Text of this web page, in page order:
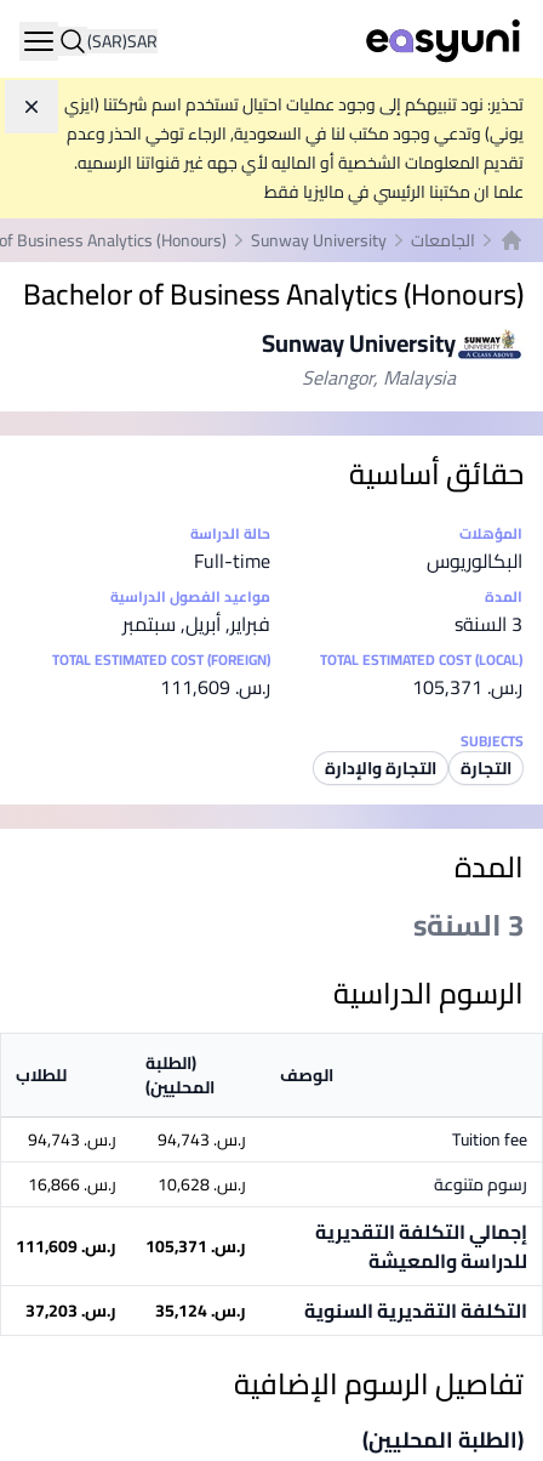
SAR
(SAR)
تحذير: نود تنبيهكم إلى وجود عمليات احتيال تستخدم اسم شركتنا (ايزي
يوني) وتدعي وجود مكتب لنا في السعودية, الرجاء توخي الحذر وعدم
تقديم المعلومات الشخصية أو الماليه لأي جهه غير قنواتنا الرسميه.
علما ان مكتبنا الرئيسي في ماليزيا فقط
الصفحة الرئيسية
الجامعات Sunway University
Business Analytics (Honours)
Bachelor of Business Analytics (Honours)
Sunway University
Selangor, Malaysia
حقائق أساسية
إحصائيات
المؤهلات
البكالوريوس
حالة الدراسة
Full-time
المدة
3 السنةs
مواعيد الفصول الدراسية
فبراير, أبريل, سبتمبر
TOTAL ESTIMATED COST (LOCAL)
ر.س.‏ 105,371
TOTAL ESTIMATED COST (FOREIGN)
ر.س.‏ 111,609
SUBJECTS
التجارة التجارة والإدارة
المدة
3 السنةs
الرسوم الدراسية
الوصف (الطلبة
المحليين) للطلاب
Tuition fee ر.س.‏ 94,743
ر.س.‏ 94,743
رسوم متنوعة
ر.س.‏ 10,628 ر.س.‏ 16,866
إجمالي التكلفة التقديرية
للدراسة والمعيشة
ر.س.‏ 105,371 ر.س.‏ 111,609
التكلفة التقديرية السنوية ر.س.‏ 35,124 ر.س.‏ 37,203
تفاصيل الرسوم الإضافية
(الطلبة المحليين)